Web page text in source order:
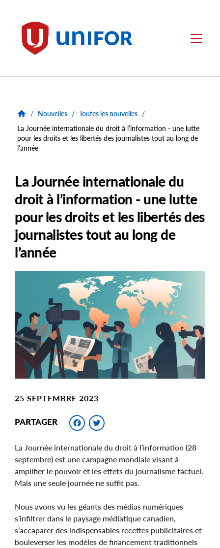
Unifor Menu
/ Nouvelles / Toutes les nouvelles /
La Journée internationale du droit à l’information - une lutte
pour les droits et les libertés des journalistes tout au long de
l’année
La Journée internationale du
droit à l’information - une lutte
pour les droits et les libertés des
journalistes tout au long de
l’année
25 SEPTEMBRE 2023
PARTAGER Facebook
La Journée internationale du droit à l’information (28
septembre) est une campagne mondiale visant à
amplifier le pouvoir et les effets du journalisme factuel.
Mais une seule journée ne suffit pas.
Nous avons vu les géants des médias numériques
s’infiltrer dans le paysage médiatique canadien,
s’accaparer des indispensables recettes publicitaires et
bouleverser les modèles de financement traditionnels